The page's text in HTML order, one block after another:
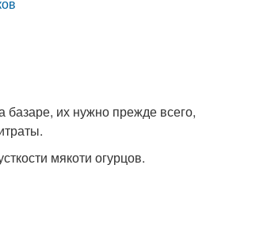
базаре, их нужно прежде всего,
мякоти огурцов.